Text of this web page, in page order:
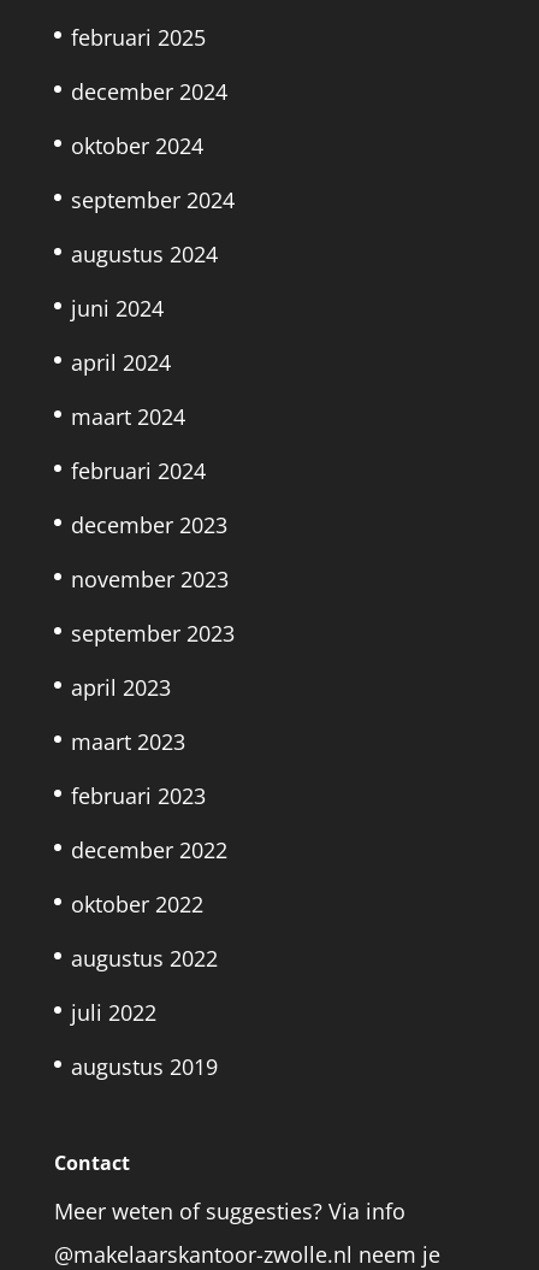
februari 2025
december 2024
oktober 2024
september 2024
augustus 2024
juni 2024
april 2024
maart 2024
februari 2024
december 2023
november 2023
september 2023
april 2023
maart 2023
februari 2023
december 2022
oktober 2022
augustus 2022
juli 2022
augustus 2019
Contact
Meer weten of suggesties? Via info
@makelaarskantoor-zwolle.nl neem je